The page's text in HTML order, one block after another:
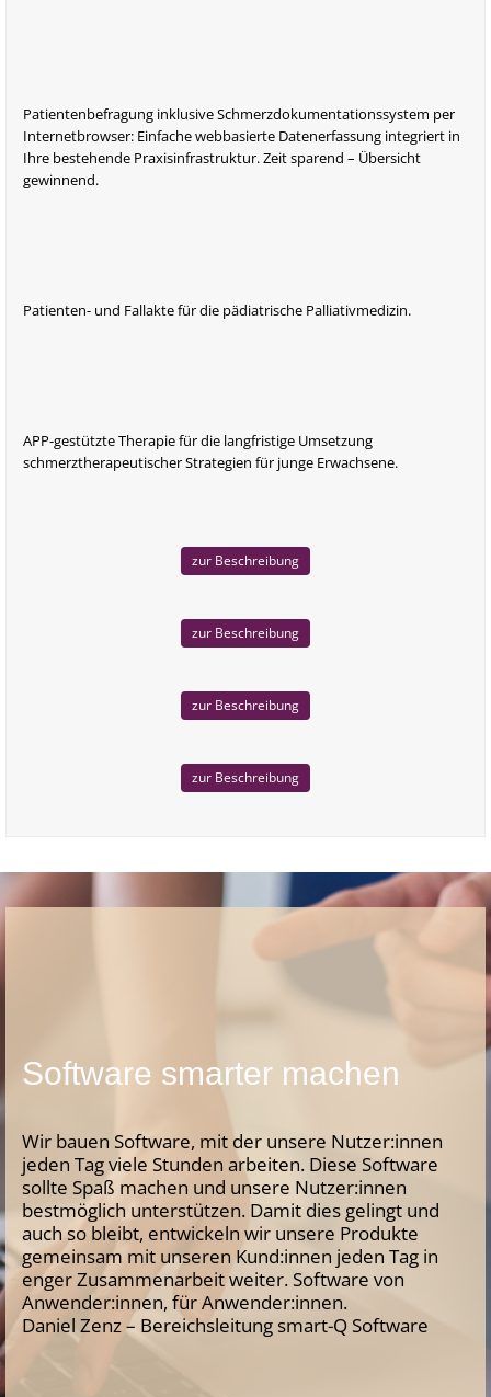
Patientenbefragung inklusive Schmerzdokumentationssystem per
Internetbrowser: Einfache webbasierte Datenerfassung integriert in
Ihre bestehende Praxisinfrastruktur. Zeit sparend – Übersicht
gewinnend.
Patienten- und Fallakte für die pädiatrische Palliativmedizin.
APP-gestützte Therapie für die langfristige Umsetzung
schmerztherapeutischer Strategien für junge Erwachsene.
zur Beschreibung
zur Beschreibung
zur Beschreibung
zur Beschreibung
Software smarter machen
Wir bauen Software, mit der unsere Nutzer:innen
jeden Tag viele Stunden arbeiten. Diese Software
sollte Spaß machen und unsere Nutzer:innen
bestmöglich unterstützen. Damit dies gelingt und
auch so bleibt, entwickeln wir unsere Produkte
gemeinsam mit unseren Kund:innen jeden Tag in
enger Zusammenarbeit weiter. Software von
Anwender:innen, für Anwender:innen.
Daniel Zenz – Bereichsleitung smart-Q Software